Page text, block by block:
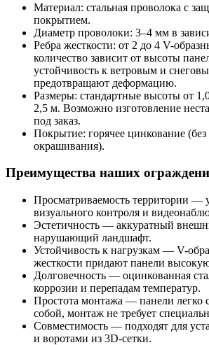
Материал: стальная проволока с
покрытием.
Диаметр проволоки: 3–4 мм в
Ребра жесткости: от 2 до 4 V-
количество зависит от высоты
устойчивость к ветровым и
предотвращают деформацию.
Размеры: стандартные высоты от
2,5 м. Возможно изготовление
под заказ.
Покрытие: горячее цинкование
окрашивания).
Преимущества наших
Просматриваемость территории —
визуального контроля и
Эстетичность — аккуратный
нарушающий ландшафт.
Устойчивость к нагрузкам — V-
жесткости придают панели
Долговечность — оцинкованная
коррозии и перепадам температур.
Простота монтажа — панели легко
собой, монтаж не требует
Совместимость — подходят для
и воротами из 3D-сетки.